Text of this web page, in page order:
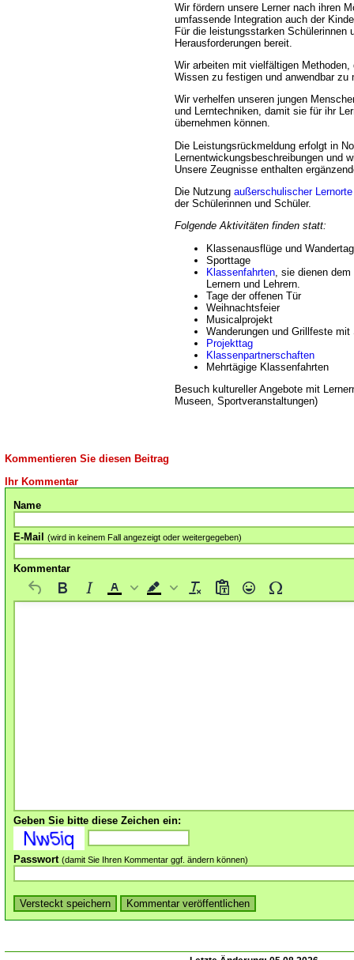
Wir fördern unsere Lerner nach ihren
umfassende Integration auch der
Für die leistungsstarken Schülerinnen
Herausforderungen bereit.
Wir arbeiten mit vielfältigen
Wissen zu festigen und anwendbar zu
Wir verhelfen unseren jungen
und Lerntechniken, damit sie für ihr
übernehmen können.
Die Leistungsrückmeldung erfolgt in
Lernentwickungsbeschreibungen und
Unsere Zeugnisse enthalten
Die Nutzung außerschulischer Lernorte
der Schülerinnen und Schüler.
Folgende Aktivitäten finden statt:
Klassenausflüge und
Sporttage
Klassenfahrten , sie dienen
Lernern und Lehrern.
Tage der offenen Tür
Weihnachtsfeier
Musicalprojekt
Wanderungen und Grillfeste
Projekttag
Klassenpartnerschaften
Mehrtägige Klassenfahrten
Besuch kultureller Angebote mit
Museen, Sportveranstaltungen)
Kommentieren Sie diesen Beitrag
Ihr Kommentar
Name
E-Mail (wird in keinem Fall angezeigt oder weitergegeben)
Kommentar
Geben Sie bitte diese Zeichen ein:
Passwort (damit Sie Ihren Kommentar ggf. ändern können)